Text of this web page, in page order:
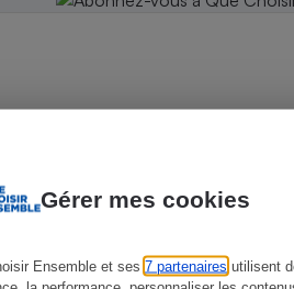
Gérer mes cookies
Ensemble et ses 7 partenaires utilisent